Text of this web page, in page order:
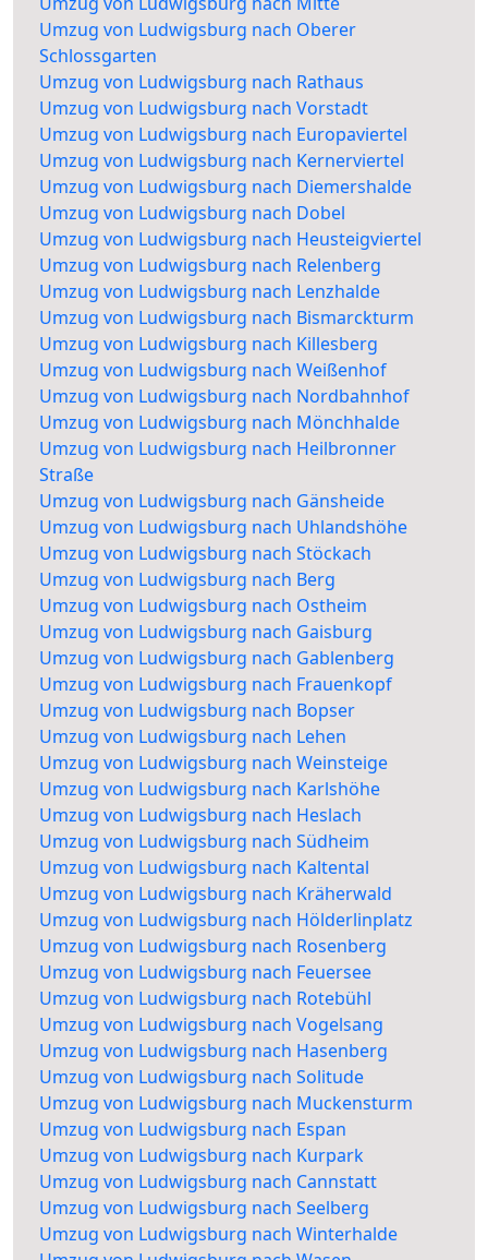
Umzug von Ludwigsburg nach Oberer
Schlossgarten
Umzug von Ludwigsburg nach Rathaus
Umzug von Ludwigsburg nach Vorstadt
Umzug von Ludwigsburg nach Europaviertel
Umzug von Ludwigsburg nach Kernerviertel
Umzug von Ludwigsburg nach Diemershalde
Umzug von Ludwigsburg nach Dobel
Umzug von Ludwigsburg nach Heusteigviertel
Umzug von Ludwigsburg nach Relenberg
Umzug von Ludwigsburg nach Lenzhalde
Umzug von Ludwigsburg nach Bismarckturm
Umzug von Ludwigsburg nach Killesberg
Umzug von Ludwigsburg nach Weißenhof
Umzug von Ludwigsburg nach Nordbahnhof
Umzug von Ludwigsburg nach Mönchhalde
Umzug von Ludwigsburg nach Heilbronner
Straße
Umzug von Ludwigsburg nach Gänsheide
Umzug von Ludwigsburg nach Uhlandshöhe
Umzug von Ludwigsburg nach Stöckach
Umzug von Ludwigsburg nach Berg
Umzug von Ludwigsburg nach Ostheim
Umzug von Ludwigsburg nach Gaisburg
Umzug von Ludwigsburg nach Gablenberg
Umzug von Ludwigsburg nach Frauenkopf
Umzug von Ludwigsburg nach Bopser
Umzug von Ludwigsburg nach Lehen
Umzug von Ludwigsburg nach Weinsteige
Umzug von Ludwigsburg nach Karlshöhe
Umzug von Ludwigsburg nach Heslach
Umzug von Ludwigsburg nach Südheim
Umzug von Ludwigsburg nach Kaltental
Umzug von Ludwigsburg nach Kräherwald
Umzug von Ludwigsburg nach Hölderlinplatz
Umzug von Ludwigsburg nach Rosenberg
Umzug von Ludwigsburg nach Feuersee
Umzug von Ludwigsburg nach Rotebühl
Umzug von Ludwigsburg nach Vogelsang
Umzug von Ludwigsburg nach Hasenberg
Umzug von Ludwigsburg nach Solitude
Umzug von Ludwigsburg nach Muckensturm
Umzug von Ludwigsburg nach Espan
Umzug von Ludwigsburg nach Kurpark
Umzug von Ludwigsburg nach Cannstatt
Umzug von Ludwigsburg nach Seelberg
Umzug von Ludwigsburg nach Winterhalde